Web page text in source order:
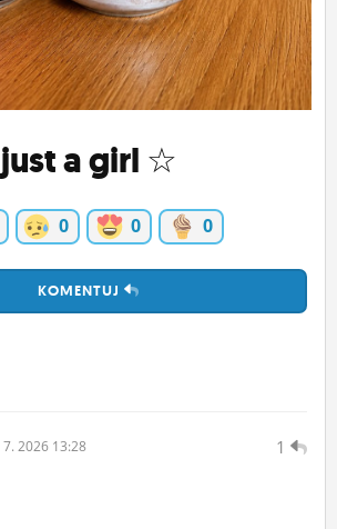
just a girl ☆
0 0 0
KOMENTUJ
1
7. 2026 13:28